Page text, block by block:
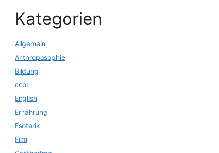
Kategorien
Allgemein
Anthroposophie
Bildung
cool
English
Ernährung
Esoterik
Film